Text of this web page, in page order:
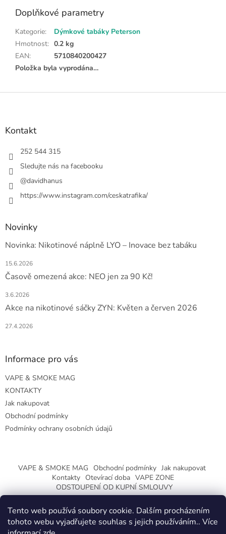
Tento web používá soubory cookie. Dalším procházením
tohoto webu vyjadřujete souhlas s jejich používáním.. Více
Doplňkové parametry
Kategorie:
Dýmkové tabáky Peterson
Hmotnost: 0.2 kg
EAN:
5710840200427
Položka byla vyprodána…
Z
Kontakt
252 544 315
Sledujte nás na facebooku
@davidhanus
https://www.instagram.com/ceskatrafika/
Novinky
Novinka: Nikotinové náplně LYO – Inovace bez tabáku
15.6.2026
Časově omezená akce: NEO jen za 90 Kč!
3.6.2026
Akce na nikotinové sáčky ZYN: Květen a červen 2026
27.4.2026
Informace pro vás
VAPE & SMOKE MAG
KONTAKTY
Jak nakupovat
Obchodní podmínky
Podmínky ochrany osobních údajů
VAPE & SMOKE MAG Obchodní podmínky Jak nakupovat
Kontakty Otevírací doba VAPE ZONE
ODSTOUPENÍ OD KUPNÍ SMLOUVY